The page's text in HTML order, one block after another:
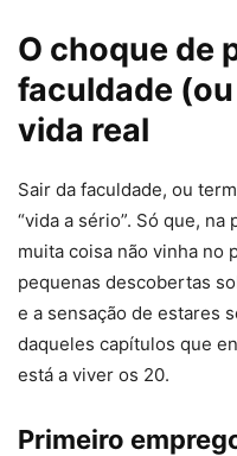
O choque de
faculdade
vida real
Sair da faculdade, ou
“vida a sério”. Só que,
muita coisa não vinha no
pequenas descobertas
e a sensação de estares
daqueles capítulos que
está a viver os 20.
Primeiro